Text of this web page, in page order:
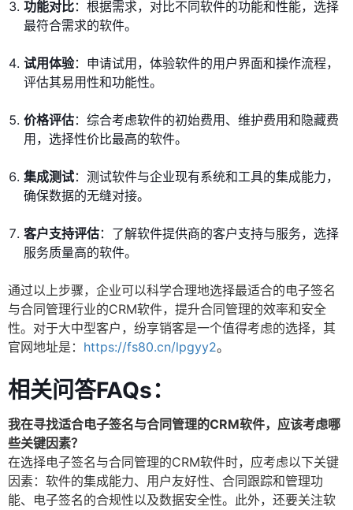
功能对比：根据需求，对比不同软件的功能和性能，选择
最符合需求的软件。
试用体验：申请试用，体验软件的用户界面和操作流程，
评估其易用性和功能性。
价格评估：综合考虑软件的初始费用、维护费用和隐藏费
用，选择性价比最高的软件。
集成测试：测试软件与企业现有系统和工具的集成能力，
确保数据的无缝对接。
客户支持评估：了解软件提供商的客户支持与服务，选择
服务质量高的软件。
通过以上步骤，企业可以科学合理地选择最适合的电子签名
与合同管理行业的CRM软件，提升合同管理的效率和安全
性。对于大中型客户，纷享销客是一个值得考虑的选择，其
官网地址是： https://fs80.cn/lpgyy2。
相关问答FAQs：
我在寻找适合电子签名与合同管理的CRM软件，应该考虑哪
些关键因素？
在选择电子签名与合同管理的CRM软件时，应考虑以下关键
因素：软件的集成能力、用户友好性、合同跟踪和管理功
能、电子签名的合规性以及数据安全性。此外，还要关注软